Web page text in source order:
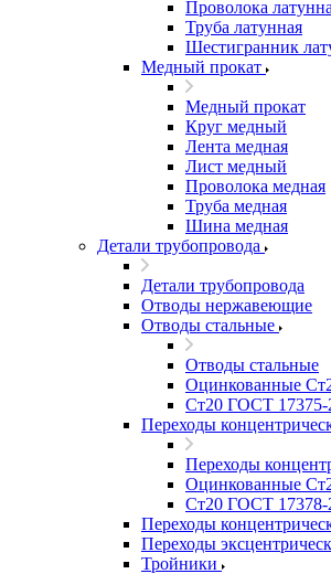
Проволока
Труба латунная
Шестигранник
Медный прокат
Медный прокат
Круг медный
Лента медная
Лист медный
Проволока медная
Труба медная
Шина медная
Детали трубопровода
Детали трубопровода
Отводы нержавеющие
Отводы стальные
Отводы стальные
Оцинкованные
Ст20 ГОСТ 17375-
Переходы
Переходы
Оцинкованные
Ст20 ГОСТ 17378-
Переходы
Переходы
Тройники